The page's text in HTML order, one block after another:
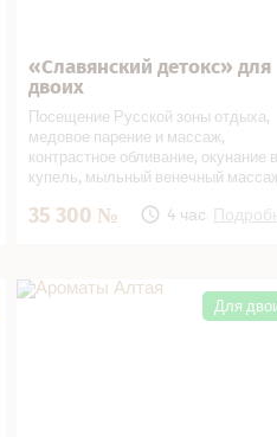
«Славянский детокс» для
двоих
Посещение Русской зоны отдыха,
медовое парение и массаж,
контрастное обливание, окунание в
купель, мыльный венечный
ароматный травяной Алтайский
35 300 4 часа
Записаться В
Ароматы Алтая в СПА салоне
Для